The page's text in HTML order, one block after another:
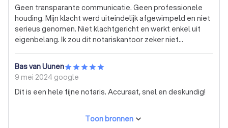
Geen transparante communicatie. Geen professionele
houding. Mijn klacht werd uiteindelijk afgewimpeld en niet
serieus genomen. Niet klachtgericht en werkt enkel uit
eigenbelang. Ik zou dit notariskantoor zeker niet
gedegen en transparante notaris, zoekt u dan verder.
Bas van Uunen
9 mei 2024 google
Dit is een hele fijne notaris. Accuraat, snel en deskundig!
Toon bronnen